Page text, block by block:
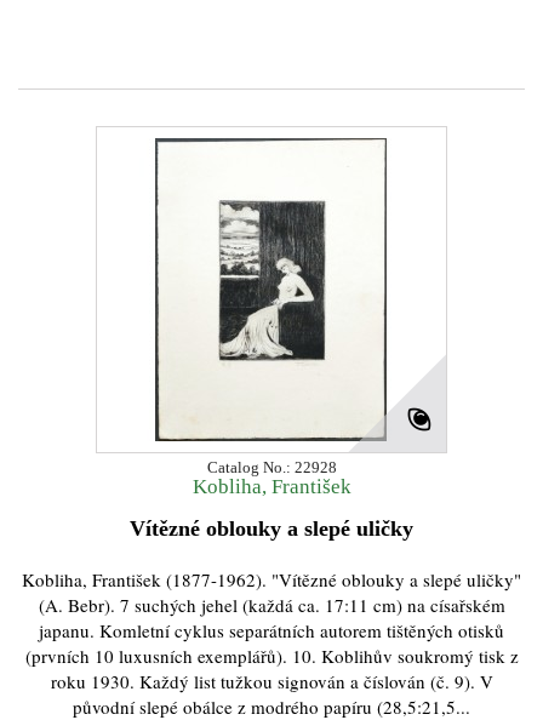
Catalog No.: 22928
Kobliha, František
Vítězné oblouky a slepé uličky
Kobliha, František (1877-1962). "Vítězné oblouky a slepé uličky"
(A. Bebr). 7 suchých jehel (každá ca. 17:11 cm) na císařském
japanu. Komletní cyklus separátních autorem tištěných otisků
(prvních 10 luxusních exemplářů). 10. Koblihův soukromý tisk z
roku 1930. Každý list tužkou signován a číslován (č. 9). V
původní slepé obálce z modrého papíru (28,5:21,5...